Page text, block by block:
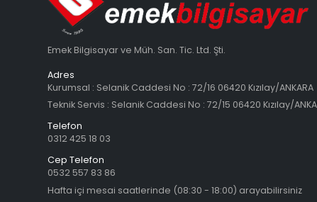
Emek Bilgisayar ve Müh. San. Tic. Ltd. Şti.
Adres
Kurumsal : Selanik Caddesi No : 72/16 06420 Kızılay/ANKARA
Teknik Servis : Selanik Caddesi No : 72/15 06420 Kızılay/
Telefon
0312 425 18 03
Cep Telefon
0532 557 83 86
Hafta içi mesai saatlerinde (08:30 - 18:00) arayabilirsiniz